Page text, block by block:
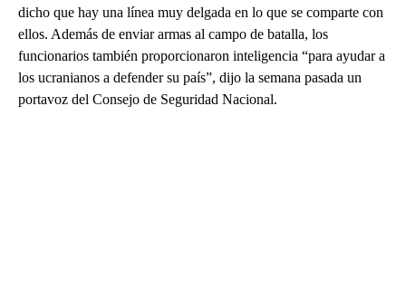
dicho que hay una línea muy delgada en lo que se comparte con
ellos. Además de enviar armas al campo de batalla, los
funcionarios también proporcionaron inteligencia “para ayudar a
los ucranianos a defender su país”, dijo la semana pasada un
portavoz del Consejo de Seguridad Nacional.